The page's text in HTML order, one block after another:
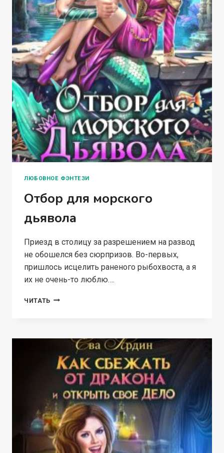
ЛЮБОВНОЕ ФЭНТЕЗИ
Отбор для морского
дьявола
Приезд в столицу за разрешением на развод
не обошелся без сюрпризов. Во-первых,
пришлось исцелить раненого рыбохвоста, а я
их не очень-то люблю….
ЧИТАТЬ ОТБОР